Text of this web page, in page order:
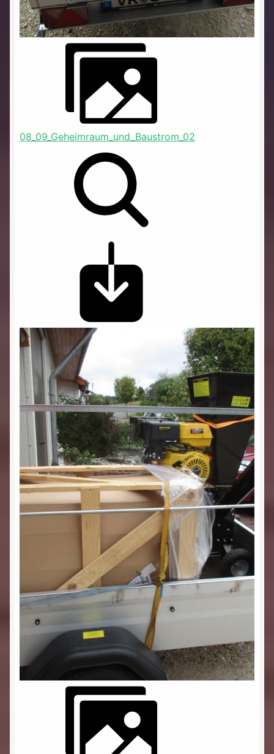
08_09_Geheimraum_und_Baustrom_02